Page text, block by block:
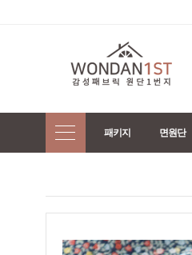
패키지 면원단